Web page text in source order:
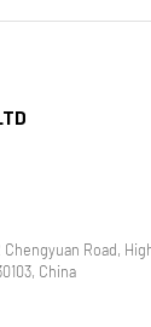
Chengyuan Road,
China